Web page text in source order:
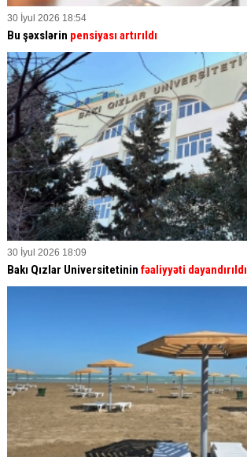
30 İyul 2026 18:54
Bu şəxslərin pensiyası artırıldı
30 İyul 2026 18:09
Bakı Qızlar Universitetinin fəaliyyəti dayandırıldı